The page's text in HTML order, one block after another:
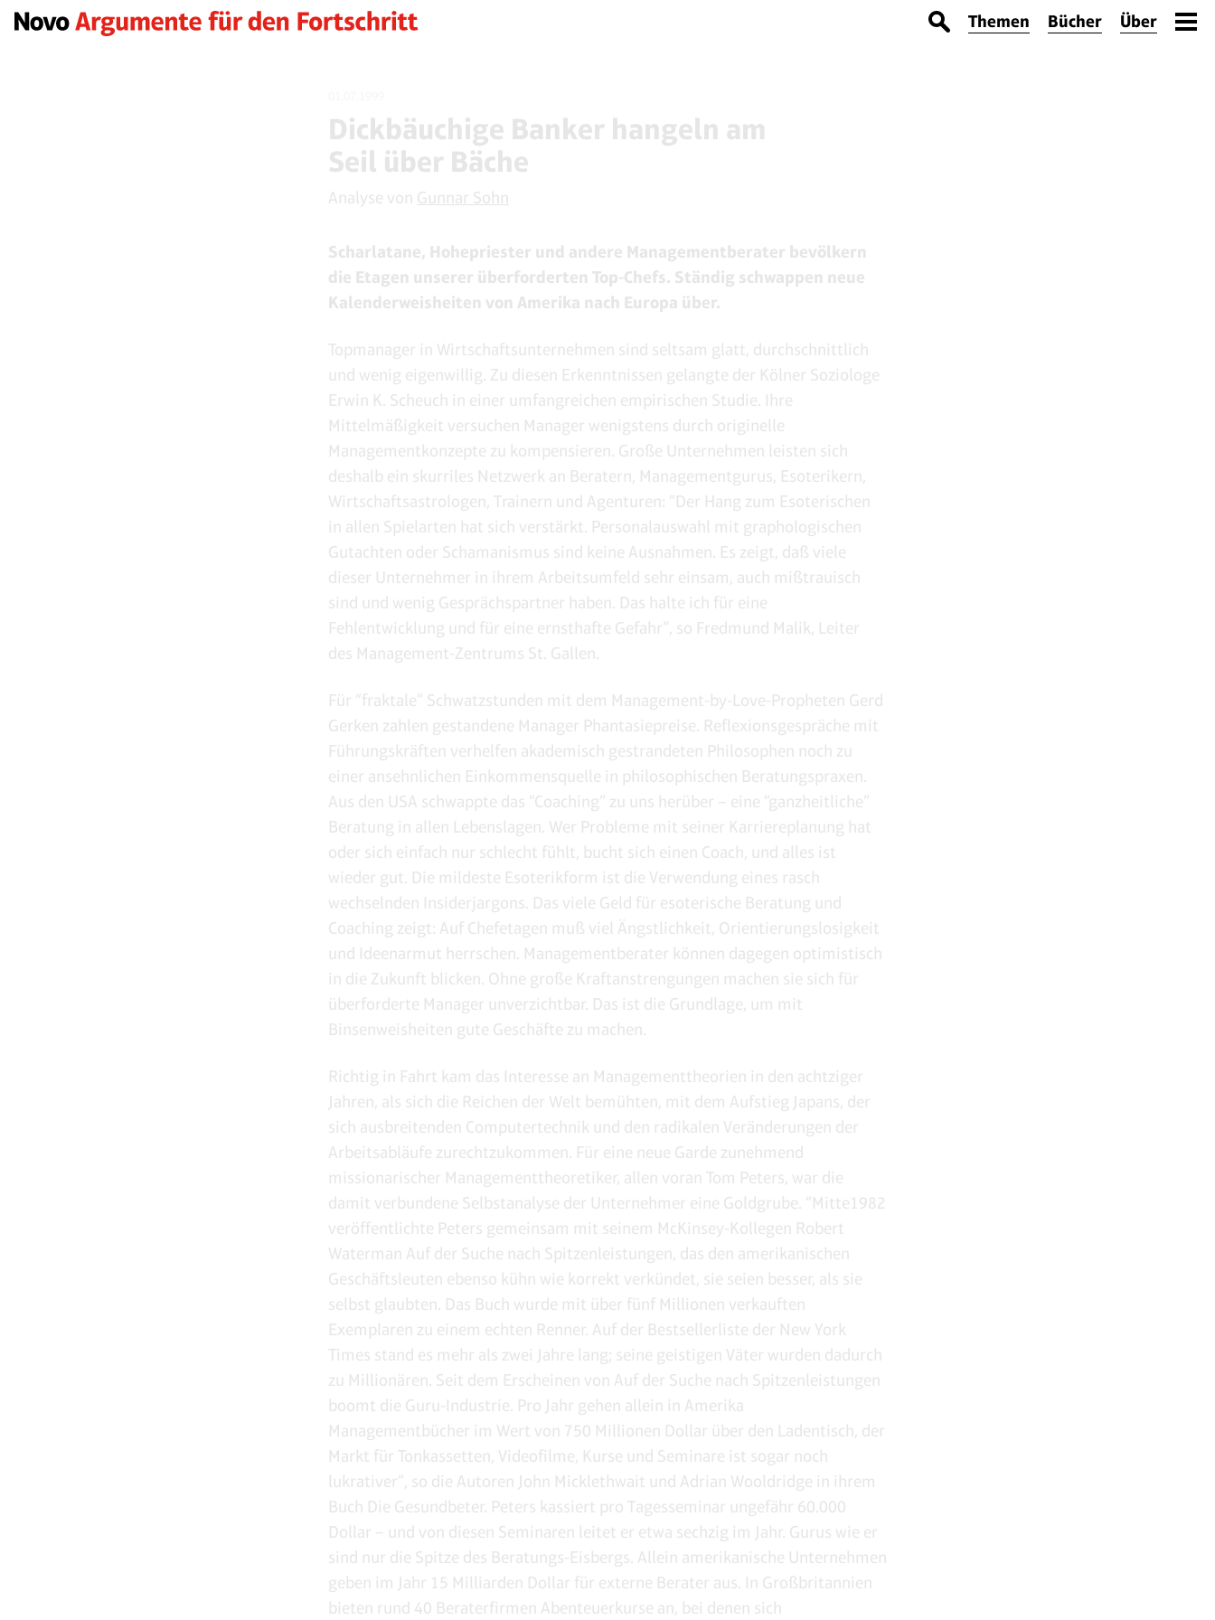
Themen Bücher Über
Dickbäuchige Banker hangeln am
Seil über Bäche
Analyse von Gunnar Sohn
Scharlatane, Hohepriester und andere Managementberater bevölkern
die Etagen unserer überforderten Top-Chefs. Ständig schwappen neue
Kalenderweisheiten von Amerika nach Europa über.
Topmanager in Wirtschaftsunternehmen sind seltsam glatt, durchschnittlich
und wenig eigenwillig. Zu diesen Erkenntnissen gelangte der Kölner Soziologe
Erwin K. Scheuch in einer umfangreichen empirischen Studie. Ihre
Mittelmäßigkeit versuchen Manager wenigstens durch originelle
Managementkonzepte zu kompensieren. Große Unternehmen leisten sich
deshalb ein skurriles Netzwerk an Beratern, Managementgurus, Esoterikern,
Wirtschaftsastrologen, Trainern und Agenturen: “Der Hang zum Esoterischen
in allen Spielarten hat sich verstärkt. Personalauswahl mit graphologischen
Gutachten oder Schamanismus sind keine Ausnahmen. Es zeigt, daß viele
dieser Unternehmer in ihrem Arbeitsumfeld sehr einsam, auch mißtrauisch
sind und wenig Gesprächspartner haben. Das halte ich für eine
Fehlentwicklung und für eine ernsthafte Gefahr”, so Fredmund Malik, Leiter
des Management-Zentrums St. Gallen.
Für “fraktale” Schwatzstunden mit dem Management-by-Love-Propheten Gerd
Gerken zahlen gestandene Manager Phantasiepreise. Reflexionsgespräche mit
Führungskräften verhelfen akademisch gestrandeten Philosophen noch zu
einer ansehnlichen Einkommensquelle in philosophischen Beratungspraxen.
Aus den USA schwappte das “Coaching” zu uns herüber – eine “ganzheitliche”
Beratung in allen Lebenslagen. Wer Probleme mit seiner Karriereplanung hat
oder sich einfach nur schlecht fühlt, bucht sich einen Coach, und alles ist
wieder gut. Die mildeste Esoterikform ist die Verwendung eines rasch
wechselnden Insiderjargons. Das viele Geld für esoterische Beratung und
Coaching zeigt: Auf Chefetagen muß viel Ängstlichkeit, Orientierungslosigkeit
und Ideenarmut herrschen. Managementberater können dagegen optimistisch
in die Zukunft blicken. Ohne große Kraftanstrengungen machen sie sich für
überforderte Manager unverzichtbar. Das ist die Grundlage, um mit
Binsenweisheiten gute Geschäfte zu machen.
Richtig in Fahrt kam das Interesse an Managementtheorien in den achtziger
Jahren, als sich die Reichen der Welt bemühten, mit dem Aufstieg Japans, der
sich ausbreitenden Computertechnik und den radikalen Veränderungen der
Arbeitsabläufe zurechtzukommen. Für eine neue Garde zunehmend
missionarischer Managementtheoretiker, allen voran Tom Peters, war die
damit verbundene Selbstanalyse der Unternehmer eine Goldgrube. “Mitte1982
veröffentlichte Peters gemeinsam mit seinem McKinsey-Kollegen Robert
Waterman Auf der Suche nach Spitzenleistungen, das den amerikanischen
Geschäftsleuten ebenso kühn wie korrekt verkündet, sie seien besser, als sie
selbst glaubten. Das Buch wurde mit über fünf Millionen verkauften
Exemplaren zu einem echten Renner. Auf der Bestsellerliste der New York
Times stand es mehr als zwei Jahre lang; seine geistigen Väter wurden dadurch
zu Millionären. Seit dem Erscheinen von Auf der Suche nach Spitzenleistungen
boomt die Guru-Industrie. Pro Jahr gehen allein in Amerika
Managementbücher im Wert von 750 Millionen Dollar über den Ladentisch, der
Markt für Tonkassetten, Videofilme, Kurse und Seminare ist sogar noch
lukrativer”, so die Autoren John Micklethwait und Adrian Wooldridge in ihrem
Buch Die Gesundbeter. Peters kassiert pro Tagesseminar ungefähr 60.000
Dollar – und von diesen Seminaren leitet er etwa sechzig im Jahr. Gurus wie er
sind nur die Spitze des Beratungs-Eisbergs. Allein amerikanische Unternehmen
geben im Jahr 15 Milliarden Dollar für externe Berater aus. In Großbritannien
bieten rund 40 Beraterfirmen Abenteuerkurse an, bei denen sich